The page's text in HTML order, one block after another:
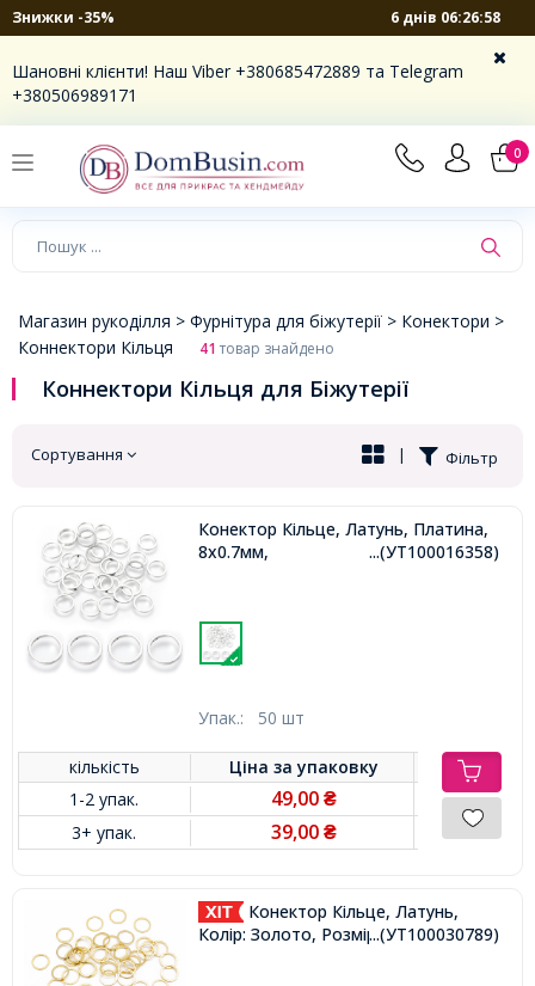
Знижки -35% 6 днів 06:26:57
Шановні клієнти! Наш Viber +380685472889 та Telegram
+380506989171
0
×
Магазин рукоділля > Фурнітура для біжутерії > Конектори >
Коннектори Кільця
41товар знайдено
Коннектори Кільця для Біжутерії
Сортування Фільтр
|
Конектор Кільце, Латунь, Платина,
8х0.7мм,
...(УТ100016358)
Упак.: 50 шт
кількість Ціна заупаковку
1-2 упак.
49,00₴
3+ упак. 39,00₴
Конектор Кільце, Латунь,
Колір: Золото, Розмір: 10х1мм,
...(УТ100030789)